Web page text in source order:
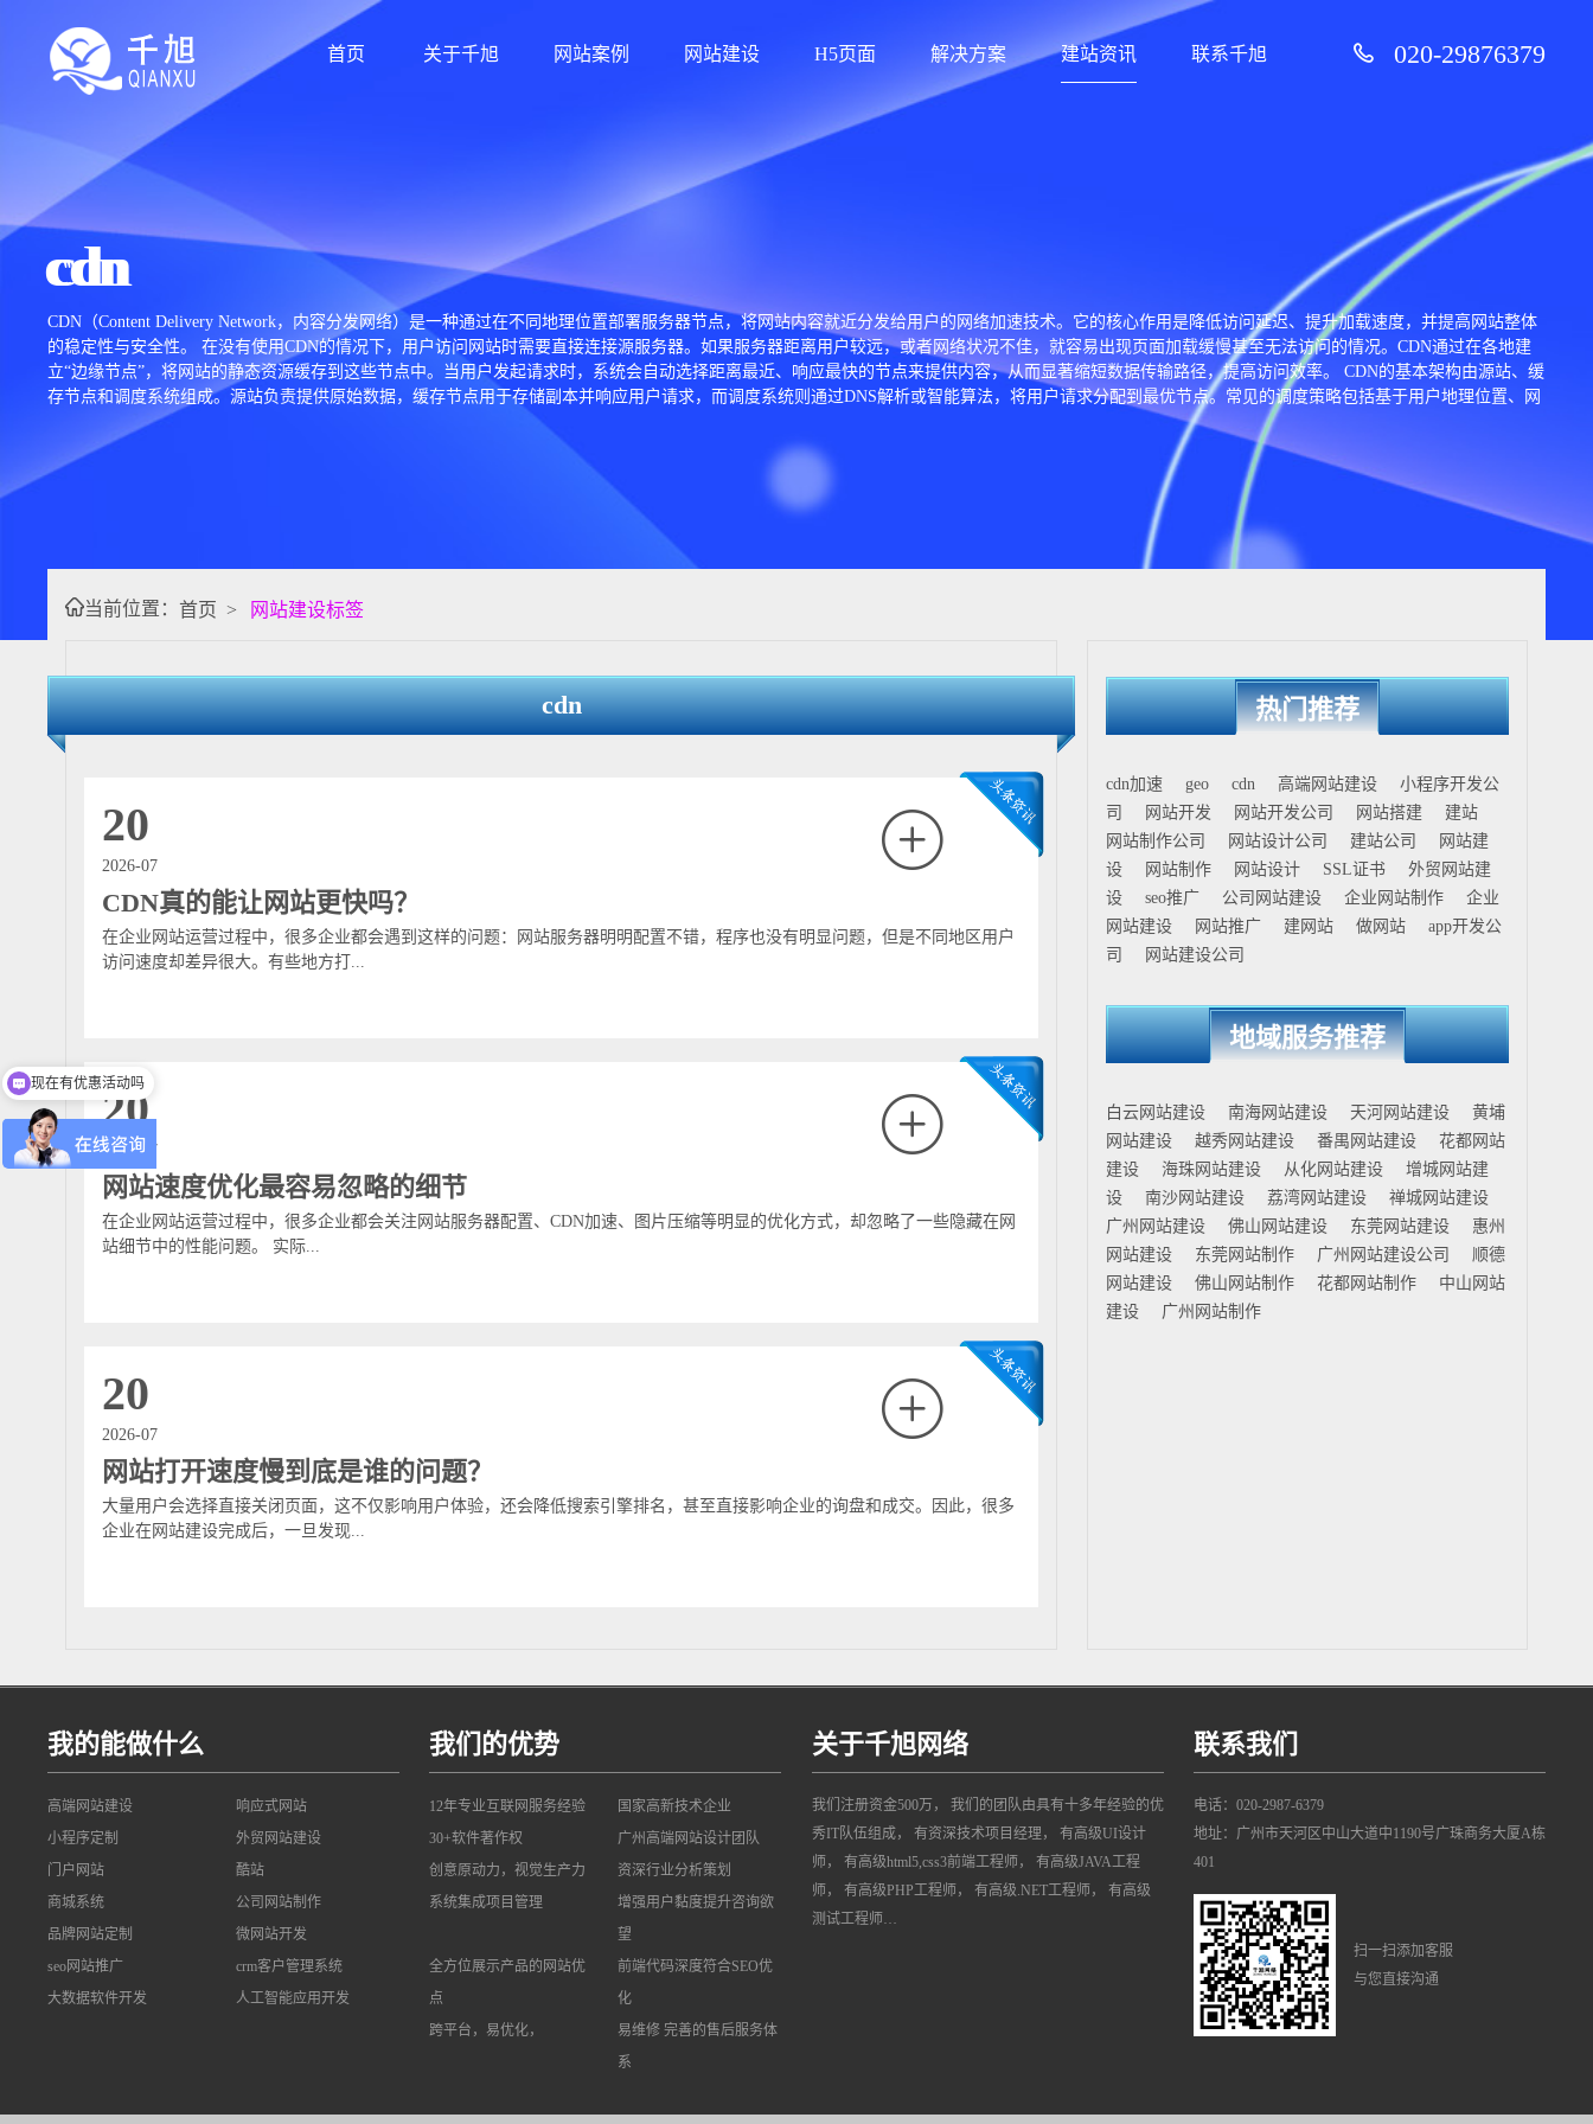
首页 关于千旭 网站案例 网站建设 H5页面 解决方案 建站资讯 联系千旭 020-29876379
cdn
CDN（Content Delivery Network，内容分发网络）是一种通过在不同地理位置部署服务器节点，将网站内容就近分发给用户的网络加速技术。它的核心作用是降低访问延迟、提升加载速度，并提高网站整体
的稳定性与安全性。 在没有使用CDN的情况下，用户访问网站时需要直接连接源服务器。如果服务器距离用户较远，或者网络状况不佳，就容易出现页面加载缓慢甚至无法访问的情况。CDN通过在各地建
立“边缘节点”，将网站的静态资源缓存到这些节点中。当用户发起请求时，系统会自动选择距离最近、响应最快的节点来提供内容，从而显著缩短数据传输路径，提高访问效率。 CDN的基本架构由源站、缓
存节点和调度系统组成。源站负责提供原始数据，缓存节点用于存储副本并响应用户请求，而调度系统则通过DNS解析或智能算法，将用户请求分配到最优节点。常见的调度策略包括基于用户地理位置、网
络延迟以及服务器负载情况的综合判断。 除了加速访问，CDN还具备多项实用功能。首先是负载均衡能力，可以有效分散流量压力，防止源服务器因访问量过大而宕机。其次是安全防护能力，例如抵御
DDoS攻击、隐藏源站真实IP地址、支持HTTPS加密传输等。此外，CDN还能通过缓存机制减少源站带宽消耗，从而降低运营成本。 CDN的应用非常广泛，几乎涵盖所有互联网服务场景，如企业官网、电商
平台、视频点播、在线教育以及移动应用等。对于访问用户分布广泛、对加载速度要求较高的网站来说，CDN已经成为不可或缺的基础设施。 随着技术的发展，CDN正不断向智能化和一体化方向演进。例
如，全站加速（不仅限于静态资源）、边缘计算（在节点上执行逻辑处理）以及与云服务深度融合等。这些新能力使CDN不仅仅是“加速工具”，更成为支撑现代互联网应用的重要组成部分。
当前位置： 首页 > 网站建设标签
cdn
20
2026-07
CDN真的能让网站更快吗？
在企业网站运营过程中，很多企业都会遇到这样的问题：网站服务器明明配置不错，程序也没有明显问题，但是不同地区用户
访问速度却差异很大。有些地方打...
20
2026-07
网站速度优化最容易忽略的细节
在企业网站运营过程中，很多企业都会关注网站服务器配置、CDN加速、图片压缩等明显的优化方式，却忽略了一些隐藏在网
站细节中的性能问题。 实际...
20
2026-07
网站打开速度慢到底是谁的问题？
大量用户会选择直接关闭页面，这不仅影响用户体验，还会降低搜索引擎排名，甚至直接影响企业的询盘和成交。因此，很多
企业在网站建设完成后，一旦发现...
热门推荐
cdn加速 geo cdn 高端网站建设
小程序开发公
司
网站开发 网站开发公司 网站搭建
建站
网站制作公司
网站设计公司 建站公司
网站建
设
网站制作 网站设计 SSL证书
外贸网站建
设
seo推广 公司网站建设 企业网站制作
企业
网站建设
网站推广 建网站 做网站
app开发公
司
网站建设公司
地域服务推荐
白云网站建设 南海网站建设 天河网站建设
黄埔
网站建设
越秀网站建设 番禺网站建设
花都网站
建设
海珠网站建设 从化网站建设
增城网站建
设
南沙网站建设 荔湾网站建设
禅城网站建设
广州网站建设
佛山网站建设 东莞网站建设
惠州
网站建设
东莞网站制作 广州网站建设公司
顺德
网站建设
佛山网站制作 花都网站制作
中山网站
建设
广州网站制作
我的能做什么
高端网站建设
响应式网站
小程序定制
外贸网站建设
门户网站
酷站
商城系统
公司网站制作
品牌网站定制
微网站开发
seo网站推广
crm客户管理系统
大数据软件开发
人工智能应用开发
我们的优势
12年专业互联网服务经验
国家高新技术企业
30+软件著作权
广州高端网站设计团队
创意原动力，视觉生产力
资深行业分析策划
系统集成项目管理
增强用户黏度提升咨询欲
望
全方位展示产品的网站优
点
前端代码深度符合SEO优
化
跨平台，易优化，
易维修 完善的售后服务体
系
关于千旭网络
我们注册资金500万， 我们的团队由具有十多年经验的优
秀IT队伍组成， 有资深技术项目经理， 有高级UI设计
师， 有高级html5,css3前端工程师， 有高级JAVA工程
师， 有高级PHP工程师， 有高级.NET工程师， 有高级
测试工程师…
联系我们
电话：020-2987-6379
地址：广州市天河区中山大道中1190号广珠商务大厦A栋
401
扫一扫添加客服
与您直接沟通
现在有优惠活动吗